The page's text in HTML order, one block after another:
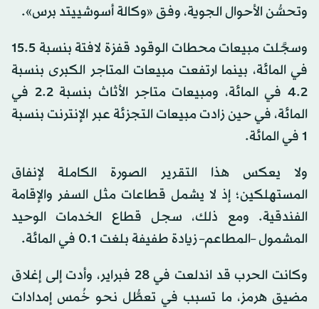
وتحسُّن الأحوال الجوية، وفق «وكالة أسوشييتد برس».
وسجَّلت مبيعات محطات الوقود قفزة لافتة بنسبة 15.5
في المائة، بينما ارتفعت مبيعات المتاجر الكبرى بنسبة
4.2 في المائة، ومبيعات متاجر الأثاث بنسبة 2.2 في
المائة، في حين زادت مبيعات التجزئة عبر الإنترنت بنسبة
1 في المائة.
ولا يعكس هذا التقرير الصورة الكاملة لإنفاق
المستهلكين؛ إذ لا يشمل قطاعات مثل السفر والإقامة
الفندقية. ومع ذلك، سجل قطاع الخدمات الوحيد
المشمول –المطاعم– زيادة طفيفة بلغت 0.1 في المائة.
وكانت الحرب قد اندلعت في 28 فبراير، وأدت إلى إغلاق
مضيق هرمز، ما تسبب في تعطُّل نحو خُمس إمدادات